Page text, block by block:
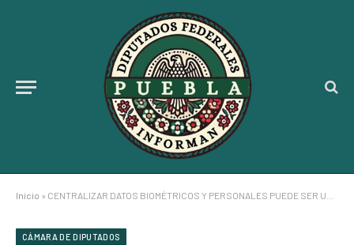
Inicio » CENTRALIZAR DATOS BIOMÉTRICOS Y PERSONALES PUEDE SER UN GRAN RIESGO PARA LOS MEXICANOS: NADIA NAVARRO
CÁMARA DE DIPUTADOS